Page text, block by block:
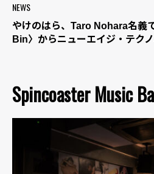
NEWS
やけのはら、Taro Nohara名義
Bin〉からニューエイジ・テク
Spincoaster Music